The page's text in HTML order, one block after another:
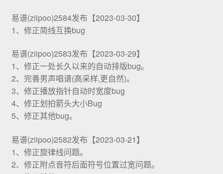
易谱(ziipoo)2584发布【2023-03-30】
1、修正简线互换bug
易谱(ziipoo)2583发布【2023-03-29】
1、修正一处长久以来的自动排版bug。
2、完善男声唱谱(高采样,更自然)。
3、修正播放指针自动时宽度bug
4、修正划拍箭头大小Bug
5、修正其他bug。
易谱(ziipoo)2582发布【2023-03-21】
1、修正旋律线问题。
2、修正附点音符后面符号位置过宽问题。